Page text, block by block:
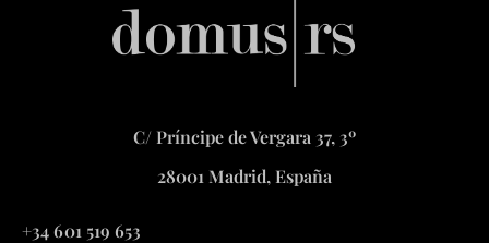
C/ Príncipe de Vergara 37, 3º
28001 Madrid, España
+34 601 519 653